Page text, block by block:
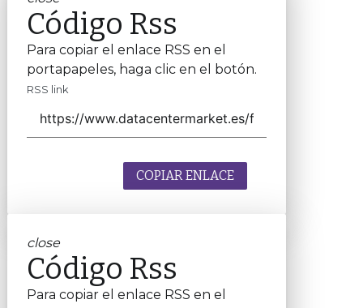
Código Rss
Para copiar el enlace RSS en el
portapapeles, haga clic en el botón.
RSS link
COPIAR ENLACE
close
Código Rss
Para copiar el enlace RSS en el